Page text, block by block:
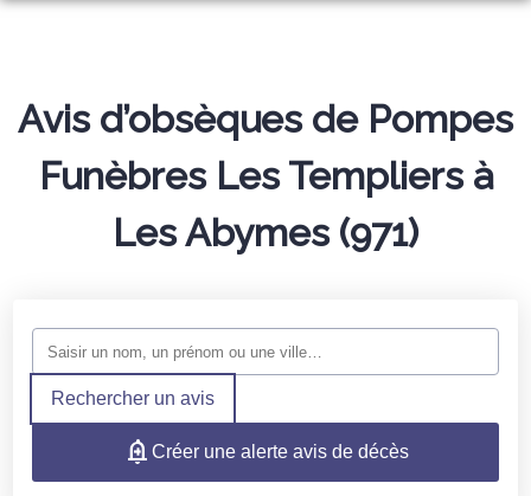
MONUMENTS FUNÉRAIRES
NOS AGENCES
ÉLANCOURT
NOTRE CHAMBRE FUNERAIRE
Avis d’obsèques de Pompes
Funèbres Les Templiers à
Les Abymes (971)
Rechercher un avis
Créer une alerte avis de décès